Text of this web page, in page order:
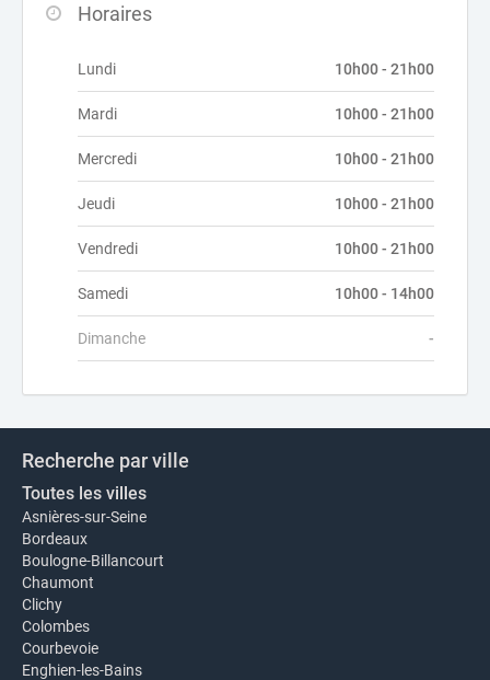
Horaires
Lundi 10h00 - 21h00
Mardi 10h00 - 21h00
Mercredi 10h00 - 21h00
Jeudi 10h00 - 21h00
Vendredi 10h00 - 21h00
Samedi 10h00 - 14h00
Dimanche -
Recherche par ville
Toutes les villes
Asnières-sur-Seine
Bordeaux
Boulogne-Billancourt
Chaumont
Clichy
Colombes
Courbevoie
Enghien-les-Bains